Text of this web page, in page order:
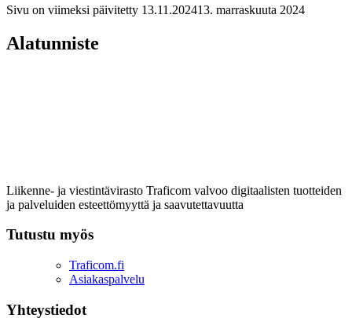
Sivu on viimeksi päivitetty 13.11.202413. marraskuuta 2024
Alatunniste
Liikenne- ja viestintävirasto Traficom valvoo digitaalisten tuotteiden
ja palveluiden esteettömyyttä ja saavutettavuutta
Tutustu myös
Traficom.fi
Asiakaspalvelu
Yhteystiedot